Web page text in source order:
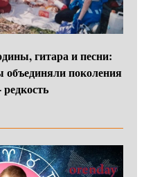
гитара и песни:
поколения